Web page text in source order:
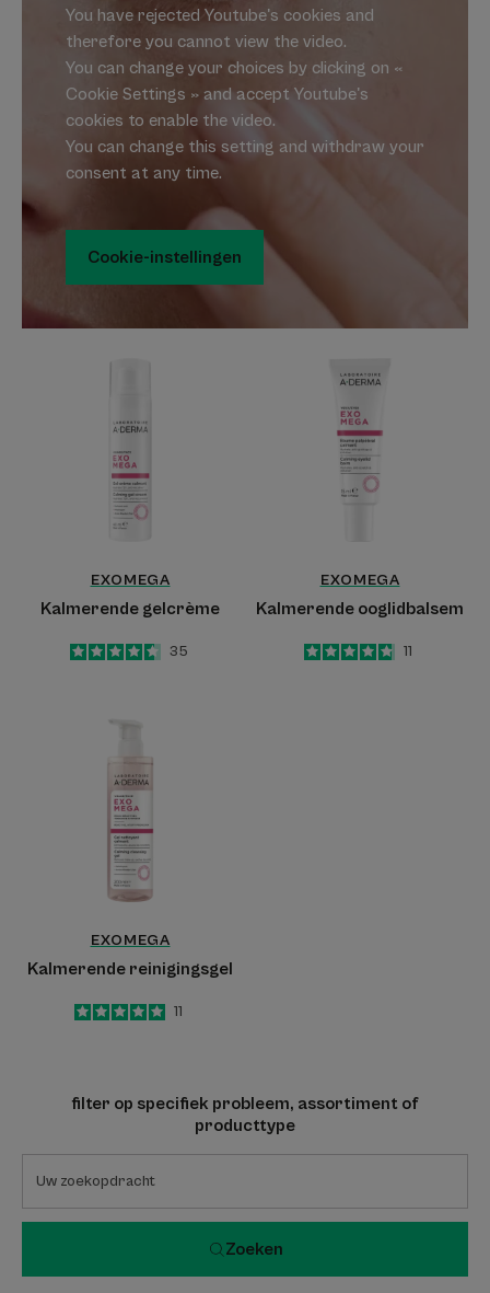
You have rejected Youtube's cookies and
therefore you cannot view the video.
You can change your choices by clicking on «
Cookie Settings » and accept Youtube's
cookies to enable the video.
You can change this setting and withdraw your
consent at any time.
Cookie-instellingen
EXOMEGA
Kalmerende gelcrème
4.6
/
5
35
ooglidbalsem
EXOMEGA
Kalmerende ooglidbalsem
4.8
/
5
11
EXOMEGA
Kalmerende reinigingsgel
5
/
5
11
filter op specifiek probleem, assortiment of
producttype
Zoeken